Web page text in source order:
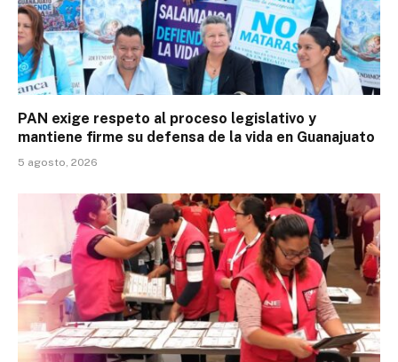
PAN exige respeto al proceso legislativo y
mantiene firme su defensa de la vida en Guanajuato
5 agosto, 2026